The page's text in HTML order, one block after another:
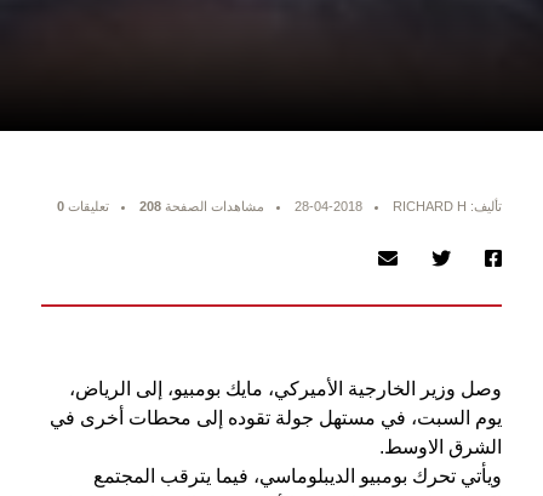
تأليف: RICHARD H 28-04-2018 مشاهدات الصفحة 208 تعليقات 0
وصل وزير الخارجية الأميركي، مايك بومبيو، إلى الرياض،
يوم السبت، في مستهل جولة تقوده إلى محطات أخرى في
الشرق الاوسط.
ويأتي تحرك بومبيو الديبلوماسي، فيما يترقب المجتمع